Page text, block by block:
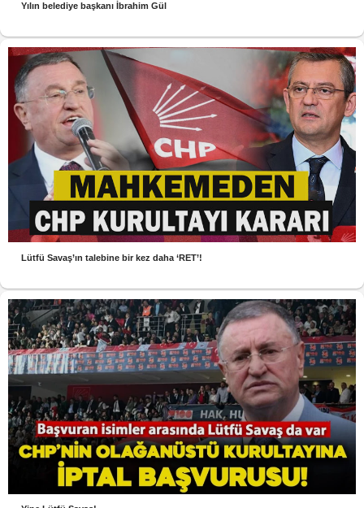
Yılın belediye başkanı İbrahim Gül
Lütfü Savaş’ın talebine bir kez daha ‘RET’!